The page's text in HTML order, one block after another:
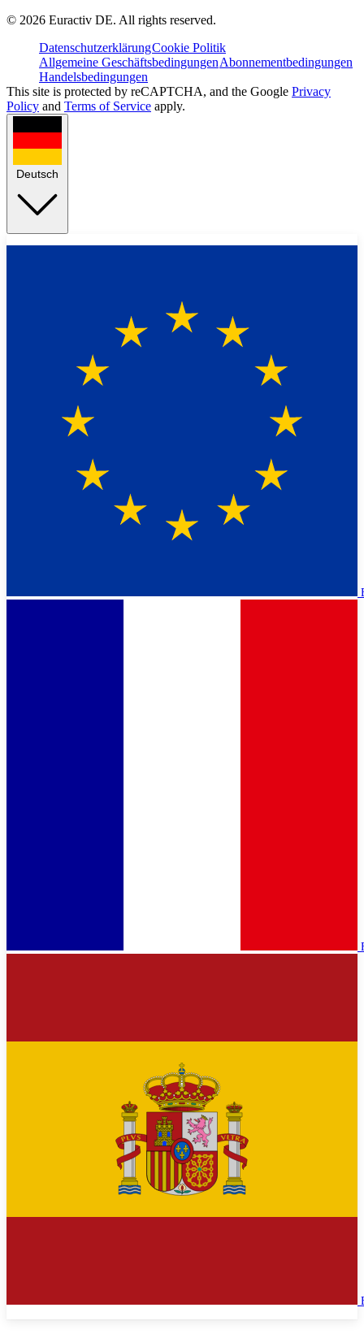
© 2026 Euractiv DE. All rights reserved.
DatenschutzerklärungCookie Politik
Allgemeine GeschäftsbedingungenAbonnementbedingungen
Handelsbedingungen
This site is protected by reCAPTCHA, and the Google Privacy
Policy and Terms of Service apply.
Deutsch